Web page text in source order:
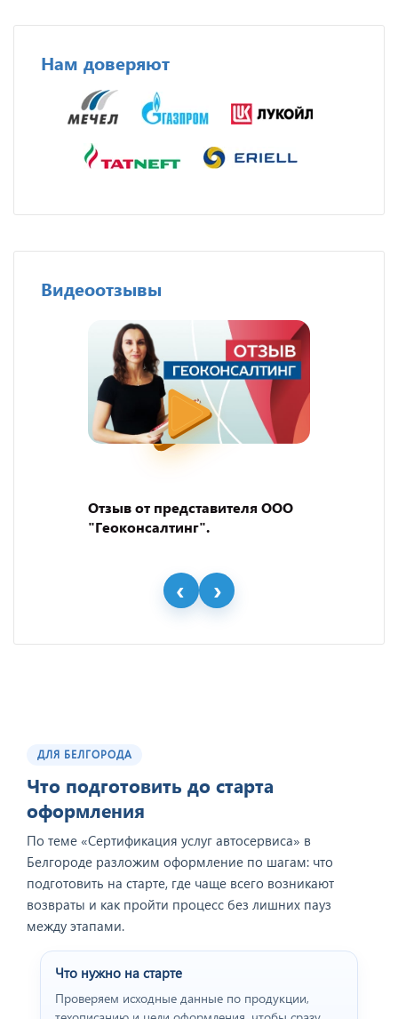
Нам доверяют
Видеоотзывы
Отзыв от представителя ООО
"Геоконсалтинг".
ДЛЯ БЕЛГОРОДА
Что подготовить до старта
оформления
По теме «Сертификация услуг автосервиса» в
Белгороде разложим оформление по шагам: что
подготовить на старте, где чаще всего возникают
возвраты и как пройти процесс без лишних пауз
между этапами.
Что нужно на старте
Проверяем исходные данные по продукции,